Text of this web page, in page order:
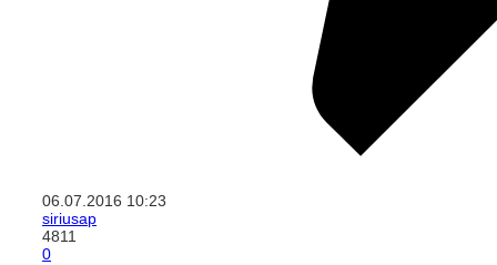
06.07.2016 10:23
siriusap
4811
0